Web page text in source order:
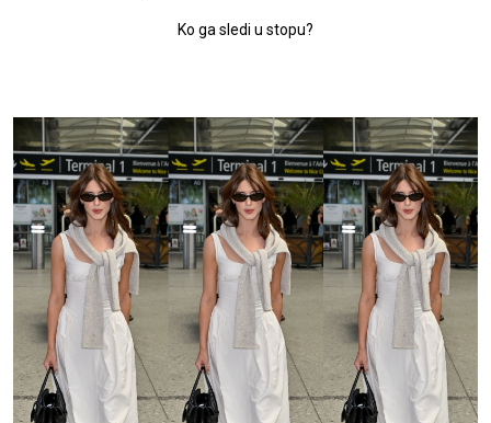
Ko ga sledi u stopu?